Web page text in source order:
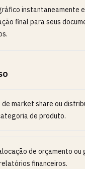
instantaneamente
final para seus
market share ou
de produto.
de orçamento ou
financeiros.